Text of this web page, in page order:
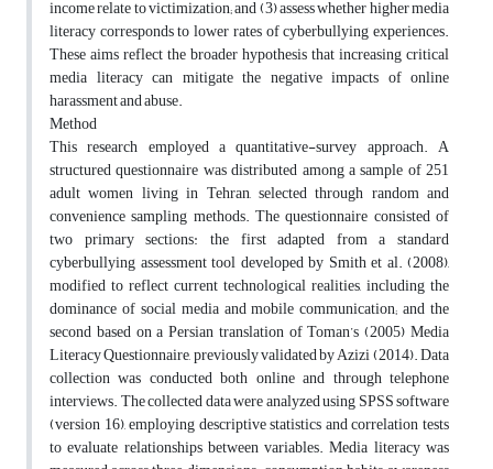
income relate to victimization; and (3) assess whether higher media
literacy corresponds to lower rates of cyberbullying experiences.
These aims reflect the broader hypothesis that increasing critical
media literacy can mitigate the negative impacts of online
harassment and abuse.
Method
This research employed a quantitative-survey approach. A
structured questionnaire was distributed among a sample of 251
adult women living in Tehran, selected through random and
convenience sampling methods. The questionnaire consisted of
two primary sections: the first adapted from a standard
cyberbullying assessment tool developed by Smith et al. (2008),
modified to reflect current technological realities, including the
dominance of social media and mobile communication; and the
second based on a Persian translation of Toman’s (2005) Media
Literacy Questionnaire, previously validated by Azizi (2014). Data
collection was conducted both online and through telephone
interviews. The collected data were analyzed using SPSS software
(version 16), employing descriptive statistics and correlation tests
to evaluate relationships between variables. Media literacy was